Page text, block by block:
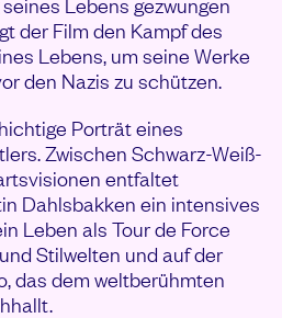
der Film den Kampf des
Lebens, um seine Werke
den Nazis zu schützen.
Porträt eines
Zwischen Schwarz-Weiß-
entfaltet
Dahlsbakken ein intensives
Leben als Tour de Force
Stilwelten und auf der
das dem weltberühmten